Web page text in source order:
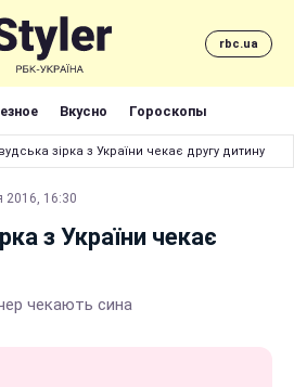
rbc.ua
Вкусно Гороскопы
зірка з України чекає другу дитину
2016, 16:30
з України чекає
чекають сина